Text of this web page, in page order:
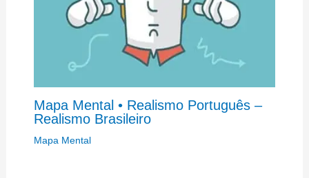
Mapa Mental • Realismo Português –
Realismo Brasileiro
Mapa Mental